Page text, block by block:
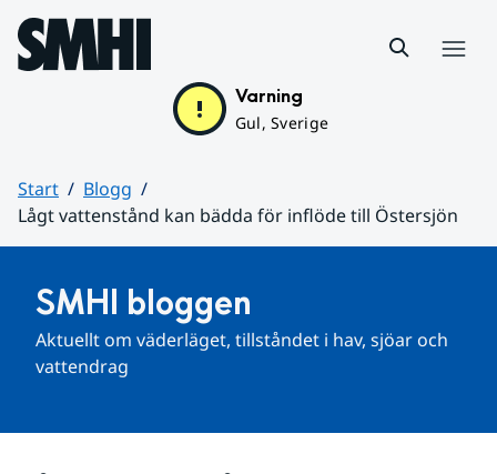
Hoppa till sidans innehåll
Varning
Gul, Sverige
Start
Blogg
Lågt vattenstånd kan bädda för inflöde till Östersjön
SMHI bloggen
Aktuellt om väderläget, tillståndet i hav, sjöar och
vattendrag